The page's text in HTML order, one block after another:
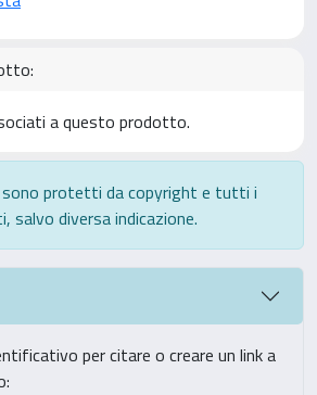
a questo prodotto.
sono protetti da copyright e tutti i
salvo diversa indicazione.
per citare o creare un link a